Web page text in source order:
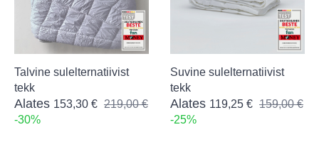
Talvine sulelternatiivist
tekk
Alates 153,30 € 219,00 €
-30%
Suvine sulelternatiivist
tekk
Alates 119,25 € 159,00 €
-25%